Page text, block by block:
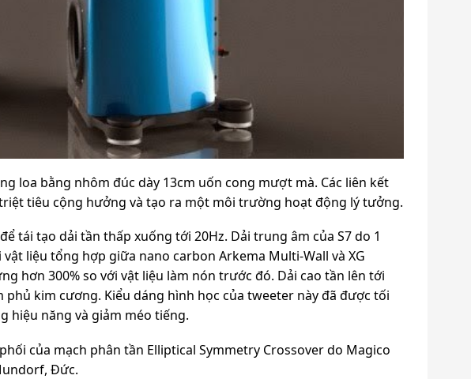
loa bằng nhôm đúc dày 13cm uốn cong mượt mà. Các liên kết
tiêu cộng hưởng và tạo ra một môi trường hoạt động lý tưởng.
tái tạo dải tần thấp xuống tới 20Hz. Dải trung âm của S7 do 1
liệu tổng hợp giữa nano carbon Arkema Multi-Wall và XG
hơn 300% so với vật liệu làm nón trước đó. Dải cao tần lên tới
kim cương. Kiểu dáng hình học của tweeter này đã được tối
hiệu năng và giảm méo tiếng.
của mạch phân tần Elliptical Symmetry Crossover do Magico
Đức.